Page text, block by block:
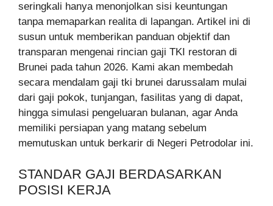
seringkali hanya menonjolkan sisi keuntungan
tanpa memaparkan realita di lapangan. Artikel ini di
susun untuk memberikan panduan objektif dan
transparan mengenai rincian gaji TKI restoran di
Brunei pada tahun 2026. Kami akan membedah
secara mendalam gaji tki brunei darussalam mulai
dari gaji pokok, tunjangan, fasilitas yang di dapat,
hingga simulasi pengeluaran bulanan, agar Anda
memiliki persiapan yang matang sebelum
memutuskan untuk berkarir di Negeri Petrodolar ini.
STANDAR GAJI BERDASARKAN
POSISI KERJA